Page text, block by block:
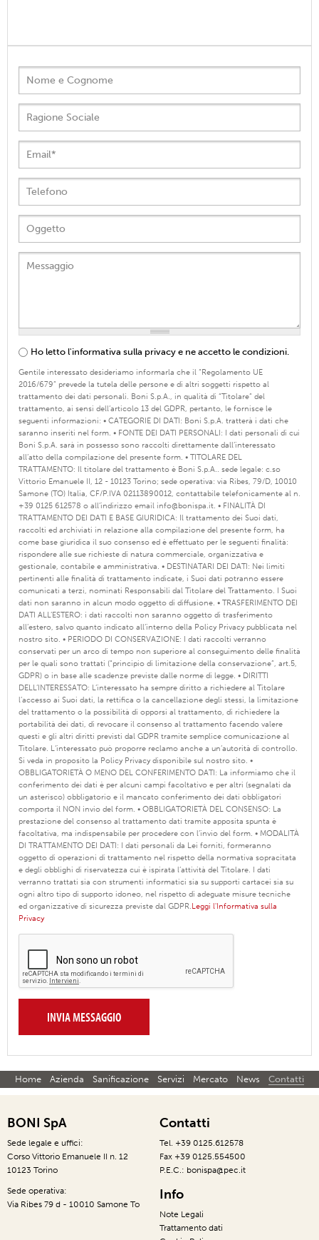
Privacy*
Ho letto l'informativa sulla privacy e ne accetto le condizioni.
Gentile interessato desideriamo informarla che il “Regolamento UE
2016/679” prevede la tutela delle persone e di altri soggetti rispetto al
trattamento dei dati personali. Boni S.p.A., in qualità di “Titolare” del
trattamento, ai sensi dell’articolo 13 del GDPR, pertanto, le fornisce le
seguenti informazioni: • CATEGORIE DI DATI: Boni S.p.A. tratterà i dati che
saranno inseriti nel form. • FONTE DEI DATI PERSONALI: I dati personali di cui
Boni S.p.A. sarà in possesso sono raccolti direttamente dall’interessato
all’atto della compilazione del presente form. • TITOLARE DEL
TRATTAMENTO: Il titolare del trattamento è Boni S.p.A.. sede legale: c.so
Vittorio Emanuele II, 12 - 10123 Torino; sede operativa: via Ribes, 79/D, 10010
Samone (TO) Italia, CF/P.IVA 02113890012, contattabile telefonicamente al n.
+39 0125 612578 o all’indirizzo email info@bonispa.it. • FINALITÀ DI
TRATTAMENTO DEI DATI E BASE GIURIDICA: Il trattamento dei Suoi dati,
raccolti ed archiviati in relazione alla compilazione del presente form, ha
come base giuridica il suo consenso ed è effettuato per le seguenti finalità:
rispondere alle sue richieste di natura commerciale, organizzativa e
gestionale, contabile e amministrativa. • DESTINATARI DEI DATI: Nei limiti
pertinenti alle finalità di trattamento indicate, i Suoi dati potranno essere
comunicati a terzi, nominati Responsabili dal Titolare del Trattamento. I Suoi
dati non saranno in alcun modo oggetto di diffusione. • TRASFERIMENTO DEI
DATI ALL’ESTERO: i dati raccolti non saranno oggetto di trasferimento
all’estero, salvo quanto indicato all’interno della Policy Privacy pubblicata nel
nostro sito. • PERIODO DI CONSERVAZIONE: I dati raccolti verranno
conservati per un arco di tempo non superiore al conseguimento delle finalità
per le quali sono trattati (“principio di limitazione della conservazione”, art.5,
GDPR) o in base alle scadenze previste dalle norme di legge. • DIRITTI
DELL’INTERESSATO: L’interessato ha sempre diritto a richiedere al Titolare
l’accesso ai Suoi dati, la rettifica o la cancellazione degli stessi, la limitazione
del trattamento o la possibilità di opporsi al trattamento, di richiedere la
portabilità dei dati, di revocare il consenso al trattamento facendo valere
questi e gli altri diritti previsti dal GDPR tramite semplice comunicazione al
Titolare. L‘interessato può proporre reclamo anche a un’autorità di controllo.
Si veda in proposito la Policy Privacy disponibile sul nostro sito. •
OBBLIGATORIETÀ O MENO DEL CONFERIMENTO DATI: La informiamo che il
conferimento dei dati è per alcuni campi facoltativo e per altri (segnalati da
un asterisco) obbligatorio e il mancato conferimento dei dati obbligatori
comporta il NON invio del form. • OBBLIGATORIETÀ DEL CONSENSO: La
prestazione del consenso al trattamento dati tramite apposita spunta è
facoltativa, ma indispensabile per procedere con l’invio del form. • MODALITÀ
DI TRATTAMENTO DEI DATI: I dati personali da Lei forniti, formeranno
oggetto di operazioni di trattamento nel rispetto della normativa sopracitata
e degli obblighi di riservatezza cui è ispirata l’attività del Titolare. I dati
verranno trattati sia con strumenti informatici sia su supporti cartacei sia su
ogni altro tipo di supporto idoneo, nel rispetto di adeguate misure tecniche
ed organizzative di sicurezza previste dal GDPR.Leggi l'Informativa sulla
Privacy
Home Azienda Sanificazione Servizi Mercato News Contatti
BONI SpA
Sede legale e uffici:
Corso Vittorio Emanuele II n. 12
10123 Torino
Sede operativa:
Via Ribes 79 d - 10010 Samone To
Contatti
Tel. +39 0125.612578
Fax +39 0125.554500
P.E.C.: bonispa@pec.it
Info
Note Legali
Trattamento dati